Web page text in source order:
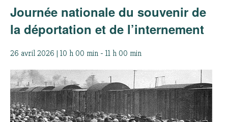
Journée nationale du souvenir de
la déportation et de l’internement
26 avril 2026 | 10 h 00 min - 11 h 00 min